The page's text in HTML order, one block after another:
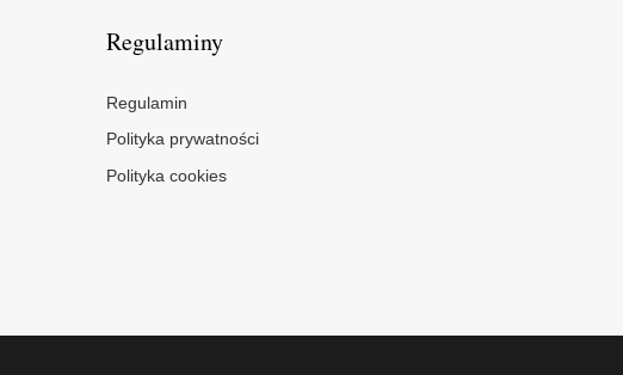
Regulaminy
Regulamin
Polityka prywatności
Polityka cookies